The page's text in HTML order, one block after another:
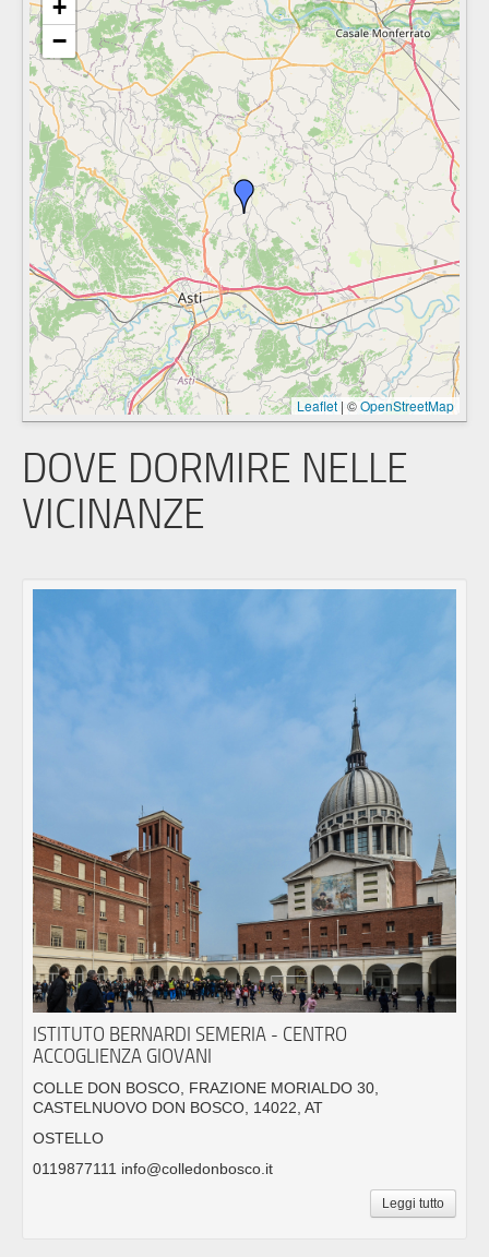
+
−
Leaflet | ©OpenStreetMap
DOVE DORMIRE NELLE
VICINANZE
ISTITUTO BERNARDI SEMERIA - CENTRO
ACCOGLIENZA GIOVANI
COLLE DON BOSCO, FRAZIONE MORIALDO 30,
CASTELNUOVO DON BOSCO, 14022, AT
OSTELLO
0119877111 info@colledonbosco.it
Leggi tutto